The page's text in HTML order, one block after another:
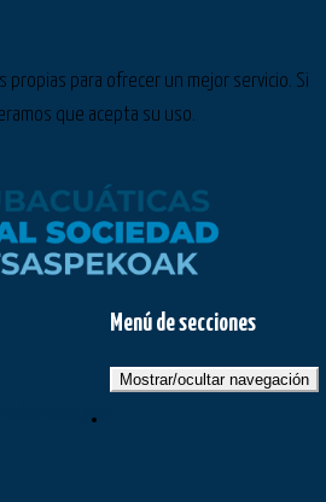
propias para ofrecer un mejor servicio. Si
que acepta su uso.
Menú de secciones
Mostrar/ocultar navegación